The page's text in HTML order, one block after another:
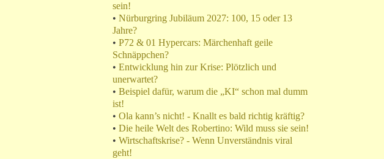
sein!
• Nürburgring Jubiläum 2027: 100, 15 oder 13
Jahre?
• P72 & 01 Hypercars: Märchenhaft geile
Schnäppchen?
• Entwicklung hin zur Krise: Plötzlich und
unerwartet?
• Beispiel dafür, warum die „KI“ schon mal dumm
ist!
• Ola kann’s nicht! - Knallt es bald richtig kräftig?
• Die heile Welt des Robertino: Wild muss sie sein!
• Wirtschaftskrise? - Wenn Unverständnis viral
geht!